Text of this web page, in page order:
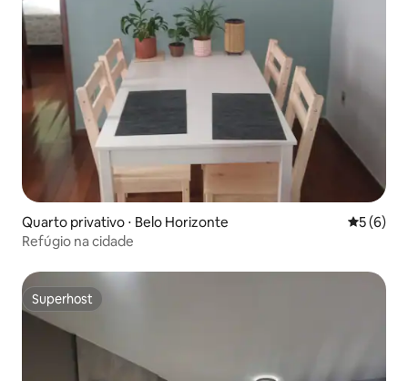
Quarto privativo ⋅ Belo Horizonte 5 de
5 (6)
Refúgio na cidade
Superhost
Superhost